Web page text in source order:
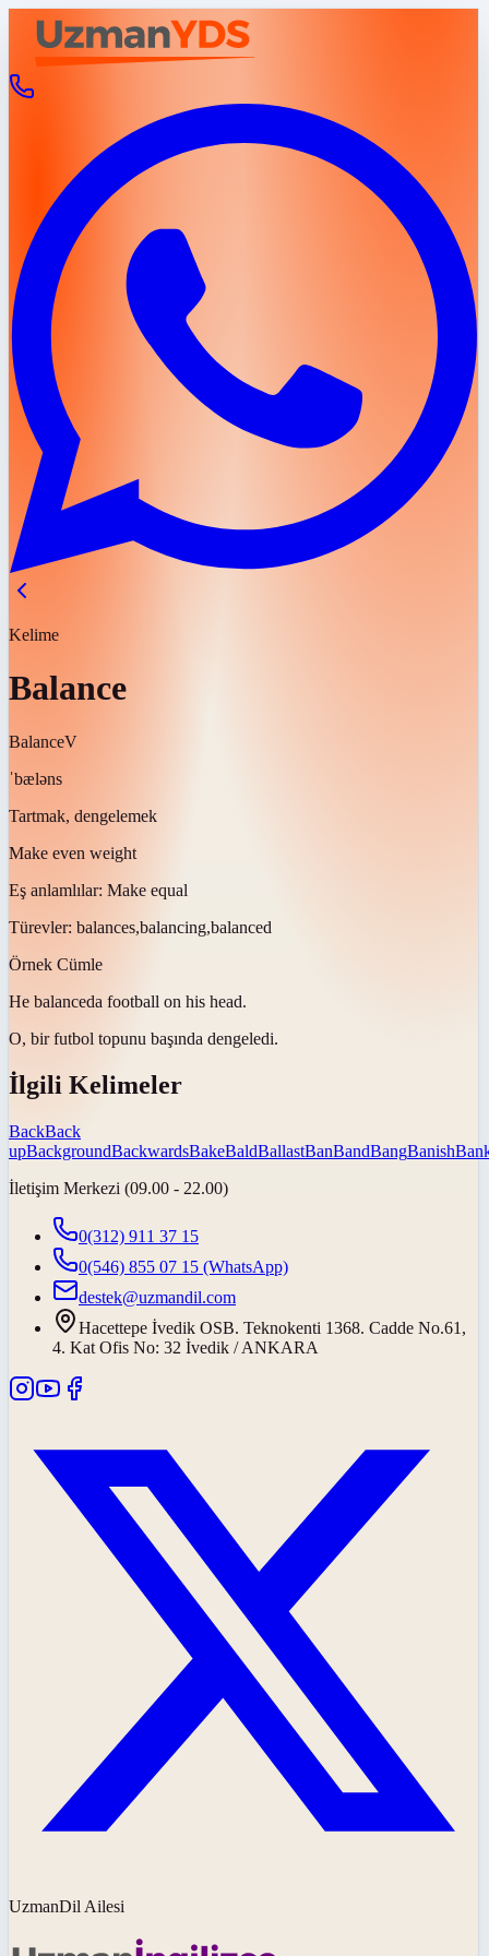
Kelime
Balance
BalanceV
ˈbæləns
Tartmak, dengelemek
Make even weight
Eş anlamlılar: Make equal
Türevler: balances,balancing,balanced
Örnek Cümle
He balanceda football on his head.
O, bir futbol topunu başında dengeledi.
İlgili Kelimeler
BackBack
upBackgroundBackwardsBakeBaldBallastBanBandBangBanish
İletişim Merkezi (09.00 - 22.00)
0(312) 911 37 15
0(546) 855 07 15 (WhatsApp)
destek@uzmandil.com
Hacettepe İvedik OSB. Teknokenti 1368. Cadde No.61,
4. Kat Ofis No: 32 İvedik / ANKARA
UzmanDil Ailesi